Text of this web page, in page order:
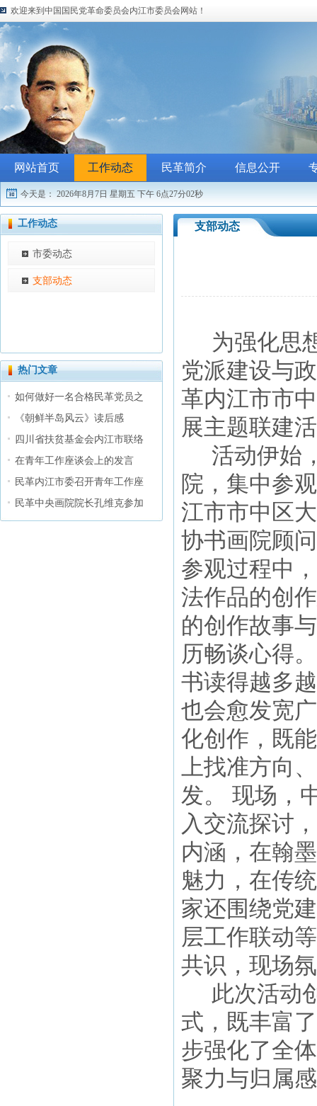
欢迎来到中国国民党革命委员会内江市委员会网站！
网站首页 工作动态 民革简介 信息公开
今天是： 2026年8月7日 星期五 下午 6点27分02秒
工作动态
市委动态
支部动态
热门文章
如何做好一名合格民革党员之
《朝鲜半岛风云》读后感
四川省扶贫基金会内江市联络
在青年工作座谈会上的发言
民革内江市委召开青年工作座
民革中央画院院长孔维克参加
支部动态
为强化思
党派建设与
革内江市市
展主题联建
活动伊始
院，集中参
江市市中区
协书画院顾
参观过程中
法作品的创
的创作故事
历畅谈心得
书读得越多
也会愈发宽
化创作，既
上找准方向
发。 现场，
入交流探讨
内涵，在翰
魅力，在传
家还围绕党
层工作联动
共识，现场
此次活动
式，既丰富
步强化了全
聚力与归属